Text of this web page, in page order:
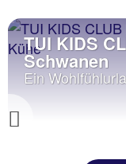
Previous
TUI KIDS
Schwanen
Ein